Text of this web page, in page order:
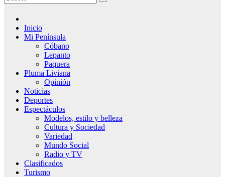
Inicio
Mi Península
Cóbano
Lepanto
Paquera
Pluma Liviana
Opinión
Noticias
Deportes
Espectáculos
Modelos, estilo y belleza
Cultura y Sociedad
Variedad
Mundo Social
Radio y TV
Clasificados
Turismo